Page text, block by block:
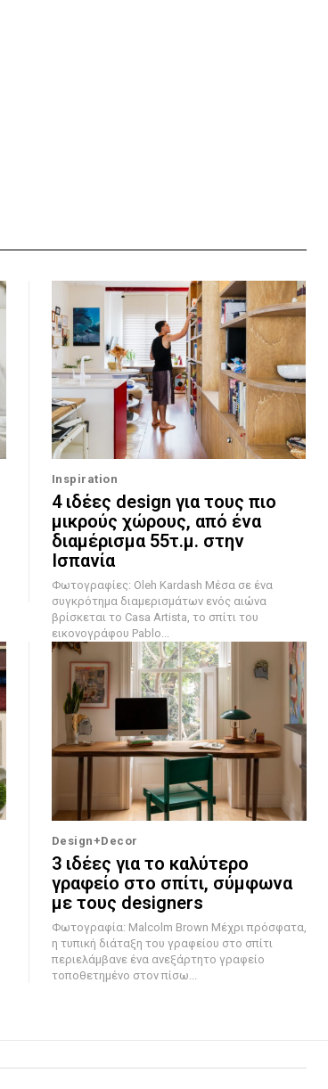
Inspiration
4 ιδέες design για τους πιο
μικρούς χώρους, από ένα
διαμέρισμα 55τ.μ. στην
Ισπανία
Φωτογραφίες: Oleh Kardash Μέσα σε ένα
συγκρότημα διαμερισμάτων ενός αιώνα
βρίσκεται το Casa Artista, το σπίτι του
εικονογράφου Pablo...
Design+Decor
3 ιδέες για το καλύτερο
γραφείο στο σπίτι, σύμφωνα
με τους designers
Φωτογραφία: Malcolm Brown Μέχρι πρόσφατα,
η τυπική διάταξη του γραφείου στο σπίτι
περιελάμβανε ένα ανεξάρτητο γραφείο
τοποθετημένο στον πίσω...